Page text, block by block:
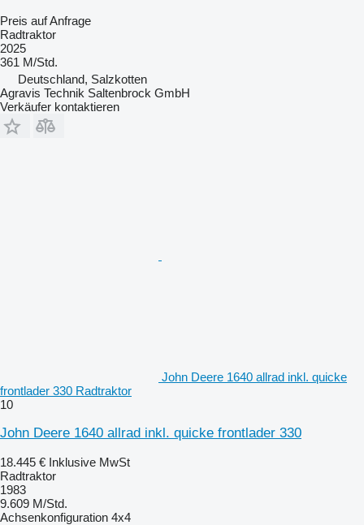
Preis auf Anfrage
Radtraktor
2025
361 M/Std.
Deutschland, Salzkotten
Agravis Technik Saltenbrock GmbH
Verkäufer kontaktieren
John Deere 1640 allrad inkl. quicke
frontlader 330 Radtraktor
10
John Deere 1640 allrad inkl. quicke frontlader 330
18.445 € Inklusive MwSt
Radtraktor
1983
9.609 M/Std.
Achsenkonfiguration 4x4